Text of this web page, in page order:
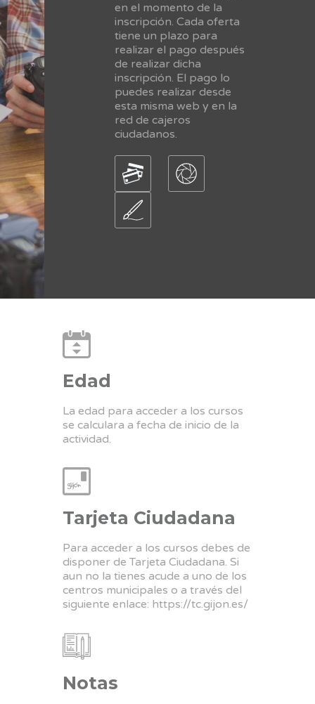
en el momento de la
inscripción. Cada oferta
tiene un plazo para
realizar el pago después
de realizar dicha
inscripción. El pago lo
puedes realizar desde
esta misma web y en la
red de cajeros
ciudadanos.
Edad
La edad para acceder a los cursos
se calculara a fecha de inicio de la
actividad.
Tarjeta Ciudadana
Para acceder a los cursos debes de
disponer de Tarjeta Ciudadana. Si
aun no la tienes acude a uno de los
centros municipales o a través del
siguiente enlace: https://tc.gijon.es/
Notas